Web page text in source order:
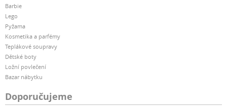
Barbie
Lego
Pyžama
Kosmetika a parfémy
Teplákové soupravy
Dětské boty
Ložní povlečení
Bazar nábytku
Doporučujeme